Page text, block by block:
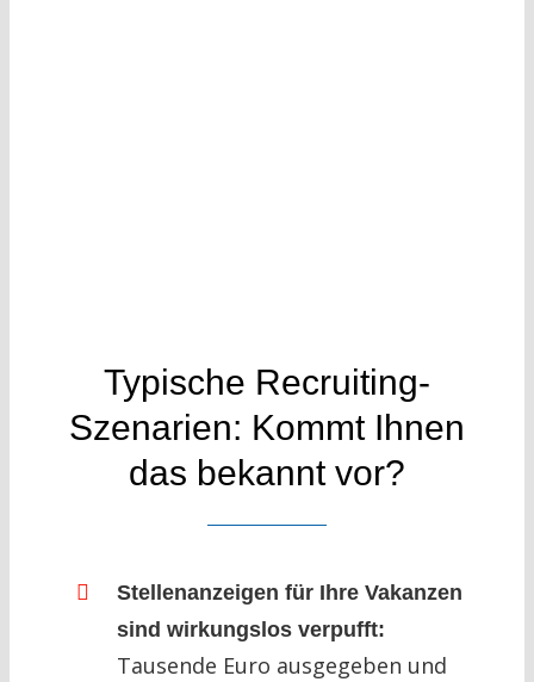
Typische Recruiting-
Szenarien: Kommt Ihnen
das bekannt vor?
Stellenanzeigen für Ihre Vakanzen
sind wirkungslos verpufft:
Tausende Euro ausgegeben und